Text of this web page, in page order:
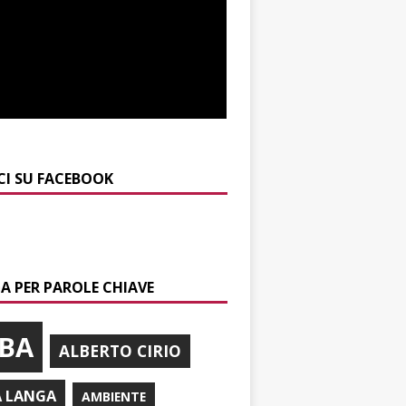
SU FACEBOOK
PER PAROLE CHIAVE
ALBERTO CIRIO
LANGA AMBIENTE